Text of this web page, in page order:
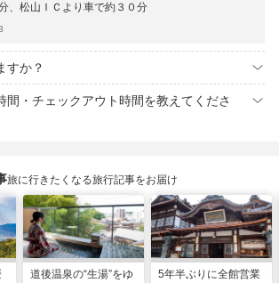
、松山ＩＣより車で約３０分
すか？
間・チェックアウト時間を教えてくださ
旅に行きたくなる旅行記事をお届け
道後温泉の“生湯”をゆ
5年半ぶりに全館営業